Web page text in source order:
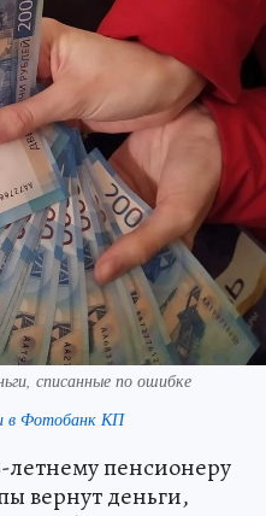
списанные по ошибке
в Фотобанк КП
летнему пенсионеру
вернут деньги,